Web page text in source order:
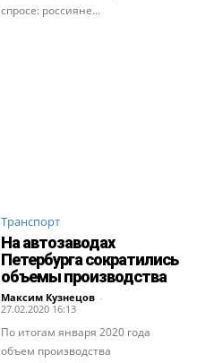
спросе: россияне...
Транспорт
На автозаводах
Петербурга сократились
объемы производства
Максим Кузнецов -
27.02.2020 16:13
По итогам января 2020 года
объем производства